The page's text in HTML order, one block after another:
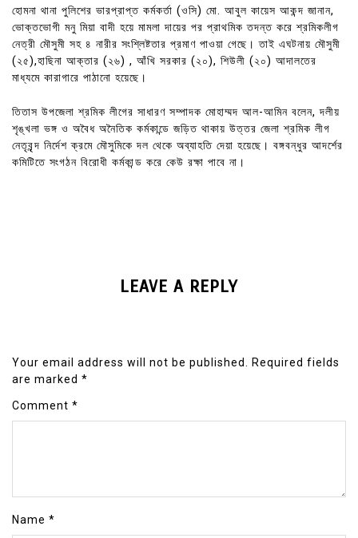
হোমনা থানা পুলিশের ভারপ্রাপ্ত কর্মকর্তা (ওসি) মো. আবুল কায়েস আকন্দ জানান,
ভোক্তভোগী মনু মিয়া বাদী হয়ে মামলা দায়ের পর প্রাথমিক তদন্ত করে শ্রমিকলীগ
নেত্রী মৌসুমী সহ ৪ নারীর সংশ্লিষ্টতার প্রমাণ পাওয়া গেছে। তাই এঘটনায় মৌসুমী
(২৫),হাছিনা আক্তার (২৬) , আঁখি সরকার (২০), শিউলী (২০) আদালতের
মাধ্যমে কারাগারে পাঠানো হয়েছে।
তিতাস উপজেলা শ্রমিক লীগের সাধারণ সম্পাদক মোহাম্মদ আল-আমিন বলেন, দলীয়
শৃঙ্খলা ভঙ্গ ও অবৈধ অনৈতিক কর্মকান্ডে জড়িত থাকায় উত্তর জেলা শ্রমিক লীগ
নেতৃবৃন্দ নির্দেশ ক্রমে মৌসুমিকে দল থেকে অব্যাহতি দেয়া হয়েছে। বঙ্গবন্ধুর আদর্শের
কমিটিতে সংগঠন বিরোধী কর্মকান্ড করে কেউ রক্ষা পাবে না।
LEAVE A REPLY
Your email address will not be published. Required fields
are marked *
Comment *
Name *